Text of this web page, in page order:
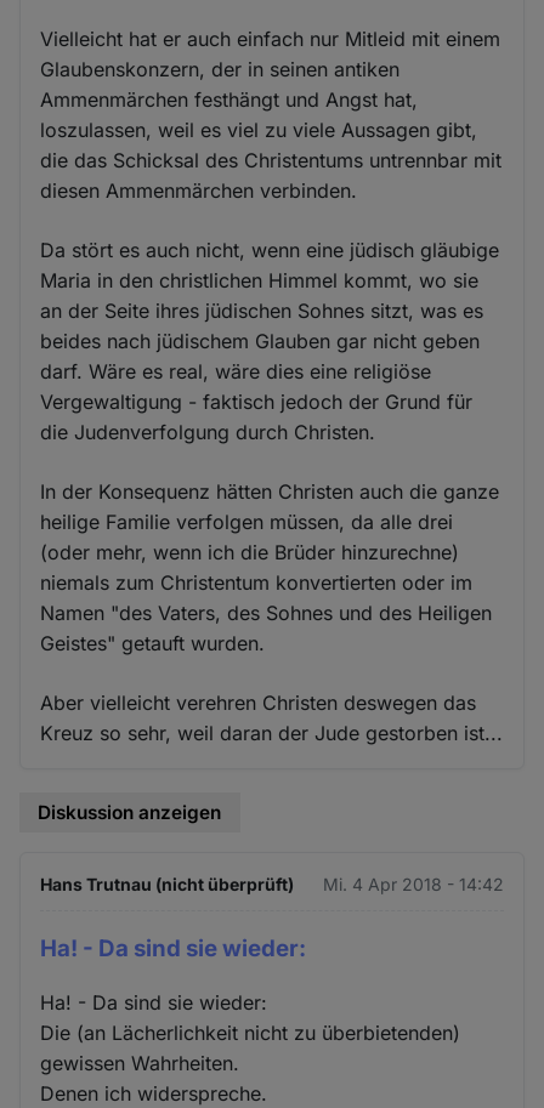
Vielleicht hat er auch einfach nur Mitleid mit einem
Glaubenskonzern, der in seinen antiken
Ammenmärchen festhängt und Angst hat,
loszulassen, weil es viel zu viele Aussagen gibt,
die das Schicksal des Christentums untrennbar mit
diesen Ammenmärchen verbinden.
Da stört es auch nicht, wenn eine jüdisch gläubige
Maria in den christlichen Himmel kommt, wo sie
an der Seite ihres jüdischen Sohnes sitzt, was es
beides nach jüdischem Glauben gar nicht geben
darf. Wäre es real, wäre dies eine religiöse
Vergewaltigung - faktisch jedoch der Grund für
die Judenverfolgung durch Christen.
In der Konsequenz hätten Christen auch die ganze
heilige Familie verfolgen müssen, da alle drei
(oder mehr, wenn ich die Brüder hinzurechne)
niemals zum Christentum konvertierten oder im
Namen "des Vaters, des Sohnes und des Heiligen
Geistes" getauft wurden.
Aber vielleicht verehren Christen deswegen das
Kreuz so sehr, weil daran der Jude gestorben ist...
Diskussion anzeigen
Hans Trutnau (nicht überprüft) Mi. 4 Apr 2018 - 14:42
Ha! - Da sind sie wieder:
Ha! - Da sind sie wieder:
Die (an Lächerlichkeit nicht zu überbietenden)
gewissen Wahrheiten.
Denen ich widerspreche.